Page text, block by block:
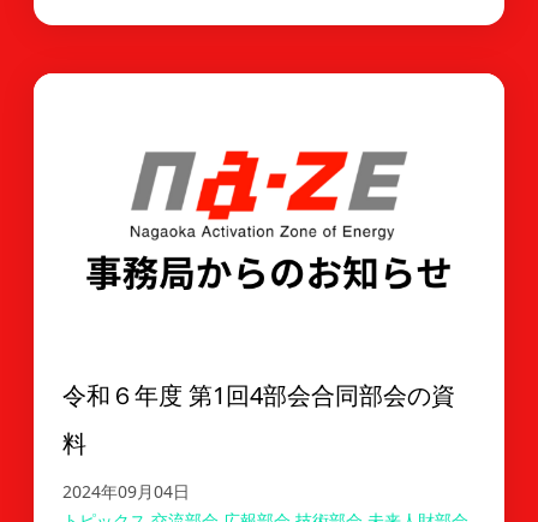
令和６年度 第1回4部会合同部会の資
料
2024年09月04日